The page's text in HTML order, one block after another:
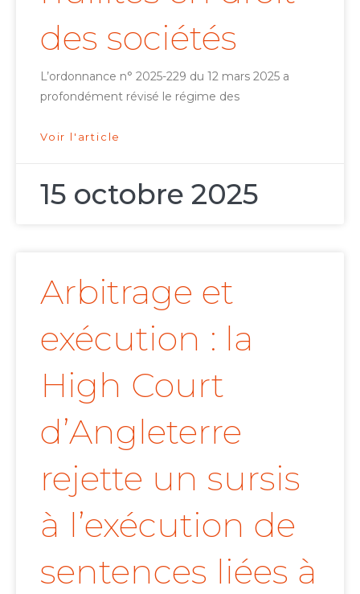
des sociétés
L’ordonnance n° 2025-229 du 12 mars 2025 a
profondément révisé le régime des
Voir l'article
15 octobre 2025
Arbitrage et
exécution : la
High Court
d’Angleterre
rejette un sursis
à l’exécution de
sentences liées à